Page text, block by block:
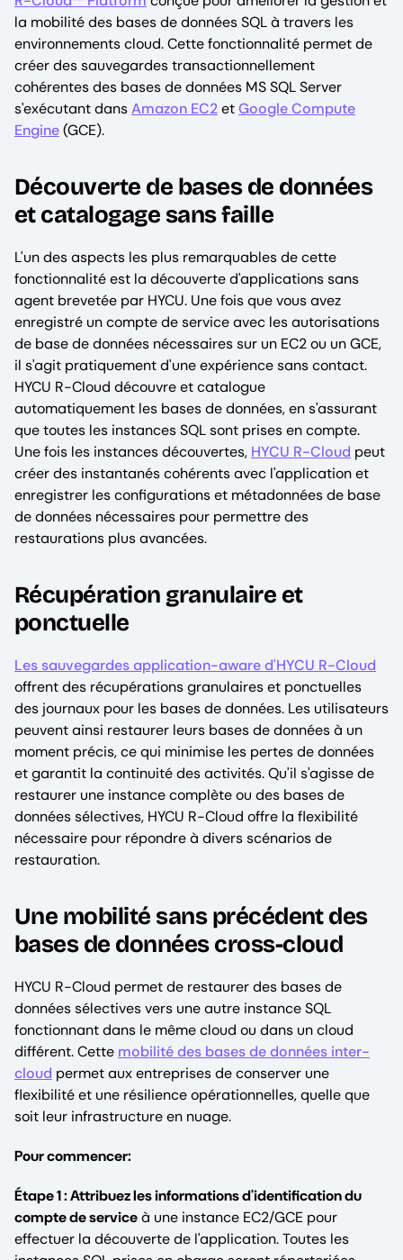
la mobilité des bases de données SQL à travers les
environnements cloud. Cette fonctionnalité permet de
créer des sauvegardes transactionnellement
cohérentes des bases de données MS SQL Server
s'exécutant dansAmazon EC2etGoogle Compute
Engine(GCE).
Découverte de bases de données
et catalogage sans faille
L'un des aspects les plus remarquables de cette
fonctionnalité est la découverte d'applications sans
agent brevetée par HYCU. Une fois que vous avez
enregistré un compte de service avec les autorisations
de base de données nécessaires sur un EC2 ou un GCE,
il s'agit pratiquement d'une expérience sans contact.
HYCU R-Cloud découvre et catalogue
automatiquement les bases de données, en s'assurant
que toutes les instances SQL sont prises en compte.
Une fois les instances découvertes, HYCU R-Cloud peut
créer des instantanés cohérents avec l'application et
enregistrer les configurations et métadonnées de base
de données nécessaires pour permettre des
restaurations plus avancées.
Récupération granulaire et
ponctuelle
Les sauvegardes application-aware d'HYCU R-Cloud
offrent des récupérations granulaires et ponctuelles
des journaux pour les bases de données. Les utilisateurs
peuvent ainsi restaurer leurs bases de données à un
moment précis, ce qui minimise les pertes de données
et garantit la continuité des activités. Qu'il s'agisse de
restaurer une instance complète ou des bases de
données sélectives, HYCU R-Cloud offre la flexibilité
nécessaire pour répondre à divers scénarios de
restauration.
Une mobilité sans précédent des
bases de données cross-cloud
HYCU R-Cloud permet de restaurer des bases de
données sélectives vers une autre instance SQL
fonctionnant dans le même cloud ou dans un cloud
différent. Cette mobilité des bases de données inter-
cloud permet aux entreprises de conserver une
flexibilité et une résilience opérationnelles, quelle que
soit leur infrastructure en nuage.
Pour commencer:
Étape 1 : Attribuez les informations d'identification du
compte de serviceà une instance EC2/GCE pour
effectuer la découverte de l'application. Toutes les